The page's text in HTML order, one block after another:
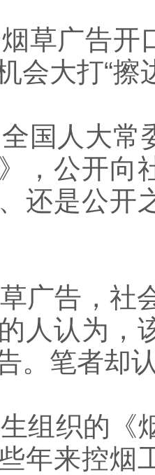
草广告开
会大打“擦
国人大常
，公开向
还是公开
广告，社
人认为，
。笔者却
组织的《
年来控烟